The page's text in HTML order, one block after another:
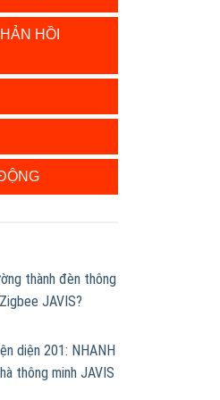
HỒI
thành đèn thông
JAVIS?
diện 201: NHANH
thông minh JAVIS